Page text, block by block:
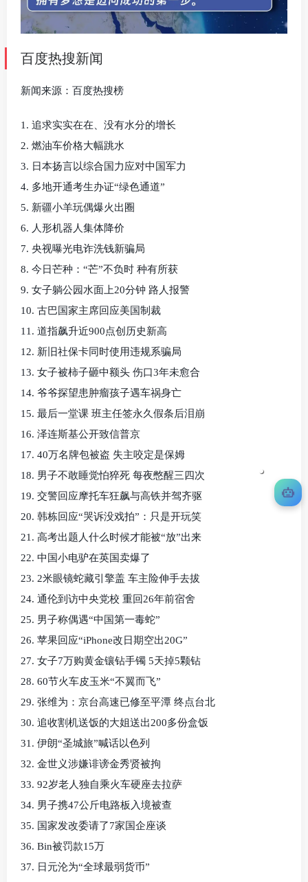
百度热搜新闻
新闻来源：百度热搜榜
1. 追求实实在在、没有水分的增长
2. 燃油车价格大幅跳水
3. 日本扬言以综合国力应对中国军力
4. 多地开通考生办证“绿色通道”
5. 新疆小羊玩偶爆火出圈
6. 人形机器人集体降价
7. 央视曝光电诈洗钱新骗局
8. 今日芒种：“芒”不负时 种有所获
9. 女子躺公园水面上20分钟 路人报警
10. 古巴国家主席回应美国制裁
11. 道指飙升近900点创历史新高
12. 新旧社保卡同时使用违规系骗局
13. 女子被柿子砸中额头 伤口3年未愈合
14. 爷爷探望患肿瘤孩子遇车祸身亡
15. 最后一堂课 班主任签永久假条后泪崩
16. 泽连斯基公开致信普京
17. 40万名牌包被盗 失主咬定是保姆
18. 男子不敢睡觉怕猝死 每夜憋醒三四次
19. 交警回应摩托车狂飙与高铁并驾齐驱
20. 韩栋回应“哭诉没戏拍”：只是开玩笑
21. 高考出题人什么时候才能被“放”出来
22. 中国小电驴在英国卖爆了
23. 2米眼镜蛇藏引擎盖 车主险伸手去拔
24. 通伦到访中央党校 重回26年前宿舍
25. 男子称偶遇“中国第一毒蛇”
26. 苹果回应“iPhone改日期空出20G”
27. 女子7万购黄金镶钻手镯 5天掉5颗钻
28. 60节火车皮玉米“不翼而飞”
29. 张维为：京台高速已修至平潭 终点台北
30. 追收割机送饭的大姐送出200多份盒饭
31. 伊朗“圣城旅”喊话以色列
32. 金世义涉嫌诽谤金秀贤被拘
33. 92岁老人独自乘火车硬座去拉萨
34. 男子携47公斤电路板入境被查
35. 国家发改委请了7家国企座谈
36. Bin被罚款15万
37. 日元沦为“全球最弱货币”